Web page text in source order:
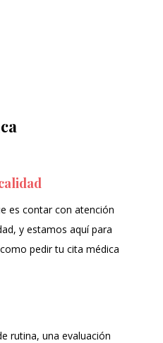
es contar con atención
y estamos aquí para
pedir tu cita médica
rutina, una evaluación